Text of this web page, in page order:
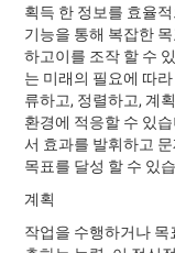
획득 한 정보를 효율
기능을 통해 복잡한
하고이를 조작 할 수
는 미래의 필요에 따
류하고, 정렬하고, 계
환경에 적응할 수 있
서 효과를 발휘하고
목표를 달성 할 수 있
계획
작업을 수행하거나